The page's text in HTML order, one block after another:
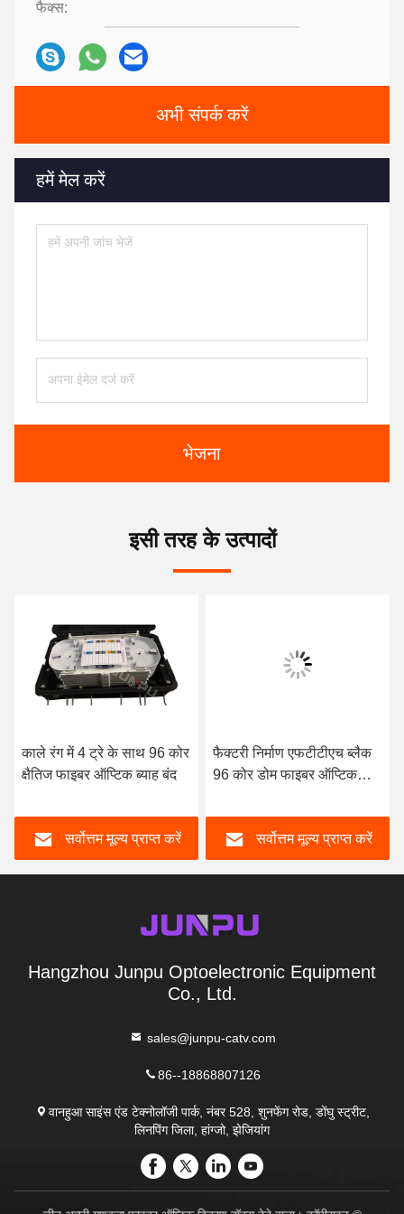
फैक्स:
अभी संपर्क करें
हमें मेल करें
भेजना
इसी तरह के उत्पादों
काले रंग में 4 ट्रे के साथ 96 कोर
क्षैतिज फाइबर ऑप्टिक ब्याह बंद
सर्वोत्तम मूल्य प्राप्त करें
फैक्टरी निर्माण एफटीटीएच ब्लैक
96 कोर डोम फाइबर ऑप्टिक
सर्वोत्तम मूल्य प्राप्त करें
Hangzhou Junpu Optoelectronic Equipment
Co., Ltd.
sales@junpu-catv.com
86--18868807126
वानहुआ साइंस एंड टेक्नोलॉजी पार्क, नंबर 528, शुनफेंग रोड, डोंघु स्ट्रीट,
लिनपिंग जिला, हांग्जो, झेजियांग